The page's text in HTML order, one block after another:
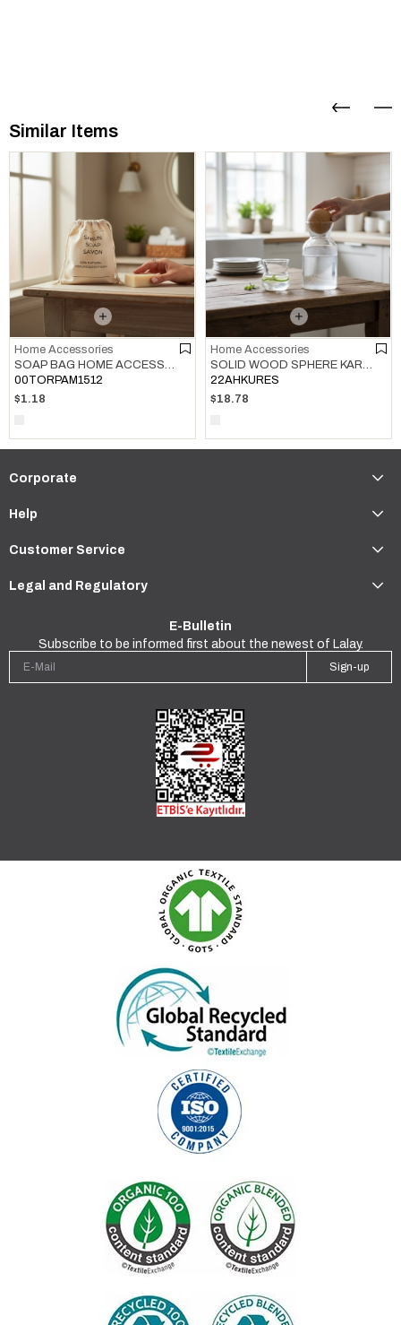
Similar Items
Home Accessories
SOAP BAG HOME ACCESSORIES NATURAL
00TORPAM1512
$1.18
Home Accessories
SOLID WOOD SPHERE KARAF / BOTTLE / JUG COVER HOME ACCESSORIES NATURAL
22AHKURES
$18.78
Corporate
Help
Customer Service
Legal and Regulatory
E-Bulletin
Subscribe to be informed first about the newest of Lalay.
Sign-up